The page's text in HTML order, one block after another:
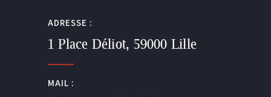
ADRESSE :
1 Place Déliot, 59000 Lille
MAIL :